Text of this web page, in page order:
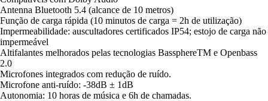
Antenna Bluetooth 5.4 (alcance de 10 metros)
Função de carga rápida (10 minutos de carga = 2h de utilização)
Impermeabilidade: auscultadores certificados IP54; estojo de carga não
impermeável
Altifalantes melhorados pelas tecnologias BassphereTM e Openbass
2.0
Microfones integrados com redução de ruído.
Microfone anti-ruído: -38dB ± 1dB
Autonomia: 10 horas de música e 6h de chamadas.